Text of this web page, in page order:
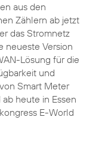
aus den
Zählern ab jetzt
das Stromnetz
neueste Version
Lösung für die
und
Smart Meter
heute in Essen
E-World